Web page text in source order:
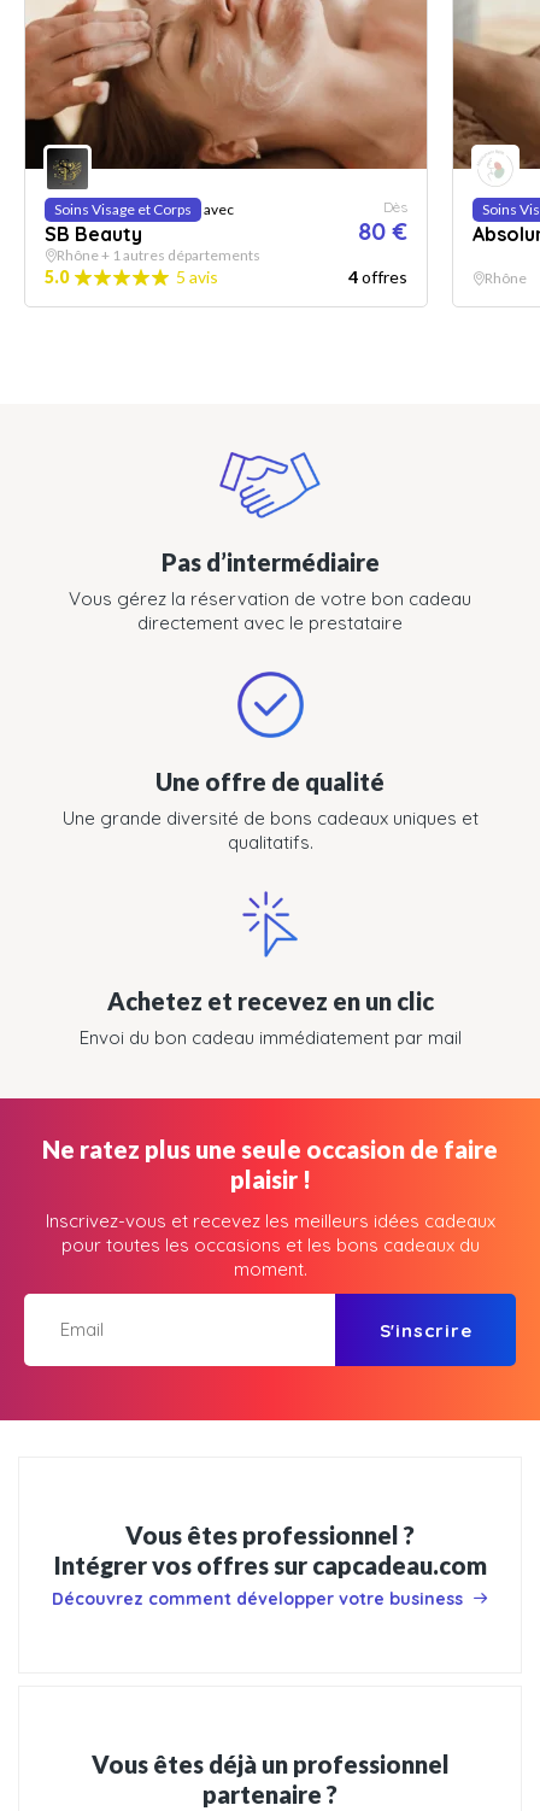
Soins Visage et Corps avec
SB Beauty
Dès
80 €
Rhône + 1 autres départements
5.0 5 avis 4offres
Soins
Rhône
Pas d’intermédiaire
Vous gérez la réservation de votre bon cadeau
directement avec le prestataire
Une offre de qualité
Une grande diversité de bons cadeaux uniques et
qualitatifs.
Achetez et recevez en un clic
Envoi du bon cadeau immédiatement par mail
Ne ratez plus une seule occasion de faire
plaisir !
Inscrivez-vous et recevez les meilleurs idées cadeaux
pour toutes les occasions et les bons cadeaux du
moment.
S'inscrire
Vous êtes professionnel ?
Intégrer vos offres sur capcadeau.com
Découvrez comment développer votre business
Vous êtes déjà un professionnel
partenaire ?